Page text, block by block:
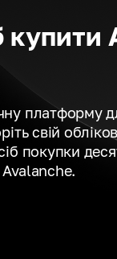
купити
платформу
свій
покупки